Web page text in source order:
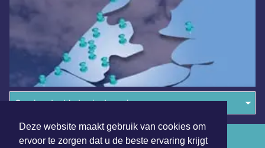
Deze website maakt gebruik van cookies om
ervoor te zorgen dat u de beste ervaring krijgt
Overige dagbladen in de regio
Algemene voorwaarden